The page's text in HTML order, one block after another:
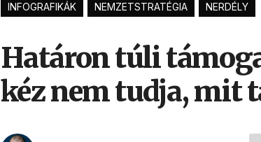
INFOGRAFIKÁK NEMZETSTRATÉGIA NERDÉLY
Határon túli
kéz nem tudja, mit